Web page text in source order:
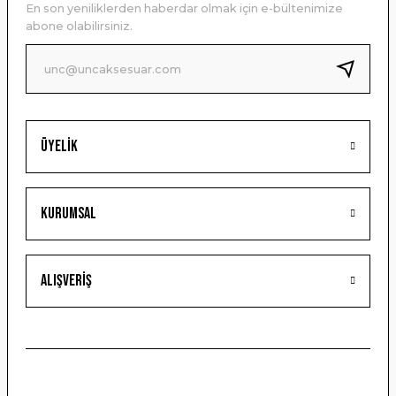
Ürün bilgilerinde hatalar bulunuyor.
Ürün fiyatı diğer sitelerden daha pahalı.
Bu ürüne benzer farklı alternatifler olmalı.
Gönder
Üyelik
Kurumsal
Alışveriş
En son yeniliklerden haberdar olmak için e-bültenimize
abone olabilirsiniz.